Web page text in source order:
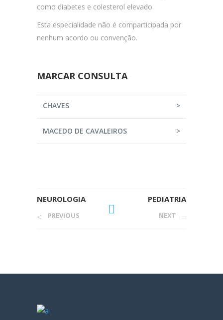
como diabetes e colesterol elevado.
Esta especialidade não é comparticipada por
nenhum acordo ou convenção.
MARCAR CONSULTA
CHAVES >
MACEDO DE CAVALEIROS >
NEUROLOGIA
PREVIOUS
PEDIATRIA
NEXT